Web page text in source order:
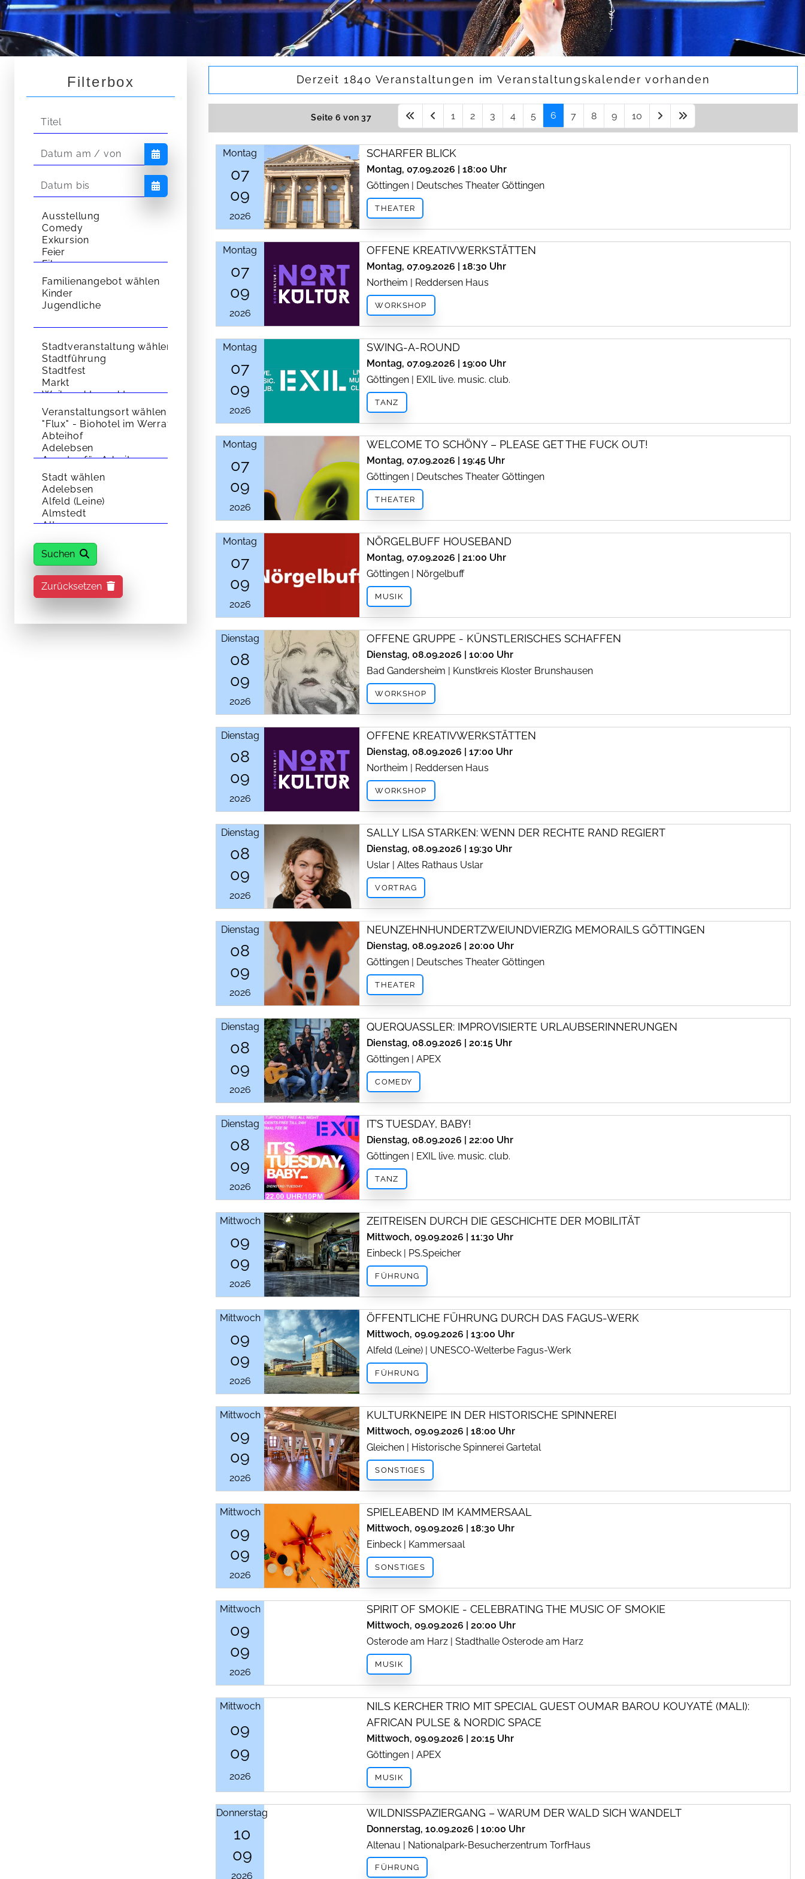
Filterbox
Kalender öffnen
Kalender öffnen
Suchen
Zurücksetzen
Derzeit 1840 Veranstaltungen im Veranstaltungskalender vorhanden
Seite 6 von 37 1 2 3 4 5 6 7 8 9 10
Montag
07
09
2026
SCHARFER BLICK
Montag, 07.09.2026 | 18:00 Uhr
Göttingen | Deutsches Theater Göttingen
THEATER
Montag
07
09
2026
OFFENE KREATIVWERKSTÄTTEN
Montag, 07.09.2026 | 18:30 Uhr
Northeim | Reddersen Haus
WORKSHOP
Montag
07
09
2026
SWING-A-ROUND
Montag, 07.09.2026 | 19:00 Uhr
Göttingen | EXIL live. music. club.
TANZ
Montag
07
09
2026
WELCOME TO SCHÖNY – PLEASE GET THE FUCK OUT!
Montag, 07.09.2026 | 19:45 Uhr
Göttingen | Deutsches Theater Göttingen
THEATER
Montag
07
09
2026
NÖRGELBUFF HOUSEBAND
Montag, 07.09.2026 | 21:00 Uhr
Göttingen | Nörgelbuff
MUSIK
Dienstag
08
09
2026
OFFENE GRUPPE - KÜNSTLERISCHES SCHAFFEN
Dienstag, 08.09.2026 | 10:00 Uhr
Bad Gandersheim | Kunstkreis Kloster Brunshausen
WORKSHOP
Dienstag
08
09
2026
OFFENE KREATIVWERKSTÄTTEN
Dienstag, 08.09.2026 | 17:00 Uhr
Northeim | Reddersen Haus
WORKSHOP
Dienstag
08
09
2026
SALLY LISA STARKEN: WENN DER RECHTE RAND REGIERT
Dienstag, 08.09.2026 | 19:30 Uhr
Uslar | Altes Rathaus Uslar
VORTRAG
Dienstag
08
09
2026
NEUNZEHNHUNDERTZWEIUNDVIERZIG MEMORAILS GÖTTINGEN
Dienstag, 08.09.2026 | 20:00 Uhr
Göttingen | Deutsches Theater Göttingen
THEATER
Dienstag
08
09
2026
QUERQUASSLER: IMPROVISIERTE URLAUBSERINNERUNGEN
Dienstag, 08.09.2026 | 20:15 Uhr
Göttingen | APEX
COMEDY
Dienstag
08
09
2026
IT’S TUESDAY, BABY!
Dienstag, 08.09.2026 | 22:00 Uhr
Göttingen | EXIL live. music. club.
TANZ
Mittwoch
09
09
2026
ZEITREISEN DURCH DIE GESCHICHTE DER MOBILITÄT
Mittwoch, 09.09.2026 | 11:30 Uhr
Einbeck | PS.Speicher
FÜHRUNG
Mittwoch
09
09
2026
ÖFFENTLICHE FÜHRUNG DURCH DAS FAGUS-WERK
Mittwoch, 09.09.2026 | 13:00 Uhr
Alfeld (Leine) | UNESCO-Welterbe Fagus-Werk
FÜHRUNG
Mittwoch
09
09
2026
KULTURKNEIPE IN DER HISTORISCHE SPINNEREI
Mittwoch, 09.09.2026 | 18:00 Uhr
Gleichen | Historische Spinnerei Gartetal
SONSTIGES
Mittwoch
09
09
2026
SPIELEABEND IM KAMMERSAAL
Mittwoch, 09.09.2026 | 18:30 Uhr
Einbeck | Kammersaal
SONSTIGES
Mittwoch
09
09
2026
SPIRIT OF SMOKIE - CELEBRATING THE MUSIC OF SMOKIE
Mittwoch, 09.09.2026 | 20:00 Uhr
Osterode am Harz | Stadthalle Osterode am Harz
MUSIK
Mittwoch
09
09
2026
NILS KERCHER TRIO MIT SPECIAL GUEST OUMAR BAROU KOUYATÉ (MALI):
AFRICAN PULSE & NORDIC SPACE
Mittwoch, 09.09.2026 | 20:15 Uhr
Göttingen | APEX
MUSIK
Donnerstag
10
09
2026
WILDNISSPAZIERGANG – WARUM DER WALD SICH WANDELT
Donnerstag, 10.09.2026 | 10:00 Uhr
Altenau | Nationalpark-Besucherzentrum TorfHaus
FÜHRUNG